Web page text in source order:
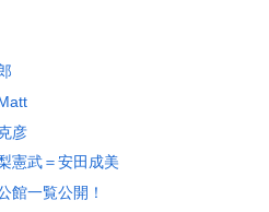
彦
憲武＝安田成美
館一覧公開！